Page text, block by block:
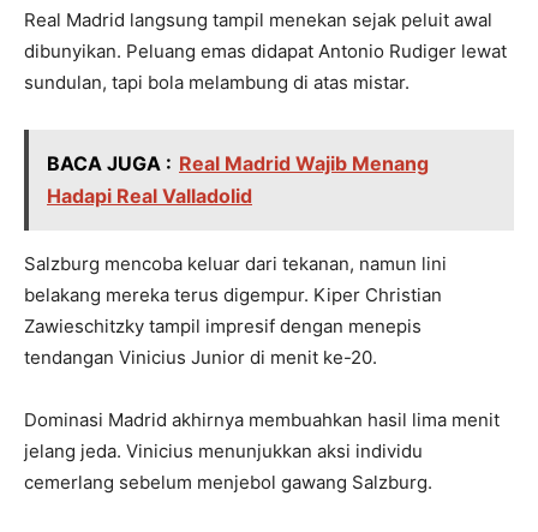
Real Madrid langsung tampil menekan sejak peluit awal
dibunyikan. Peluang emas didapat Antonio Rudiger lewat
sundulan, tapi bola melambung di atas mistar.
BACA JUGA : Real Madrid Wajib Menang
Hadapi Real Valladolid
Salzburg mencoba keluar dari tekanan, namun lini
belakang mereka terus digempur. Kiper Christian
Zawieschitzky tampil impresif dengan menepis
tendangan Vinicius Junior di menit ke-20.
Dominasi Madrid akhirnya membuahkan hasil lima menit
jelang jeda. Vinicius menunjukkan aksi individu
cemerlang sebelum menjebol gawang Salzburg.